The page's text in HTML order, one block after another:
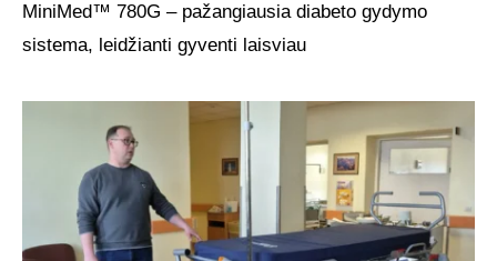
MiniMed™ 780G – pažangiausia diabeto gydymo
sistema, leidžianti gyventi laisviau